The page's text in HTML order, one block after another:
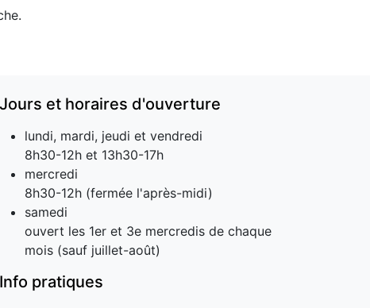
Jours et horaires d'ouverture
lundi, mardi, jeudi et vendredi
8h30-12h et 13h30-17h
mercredi
8h30-12h (fermée l'après-midi)
samedi
ouvert les 1er et 3e mercredis de chaque
mois (sauf juillet-août)
Info pratiques